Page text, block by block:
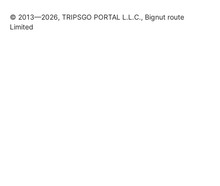
© 2013—2026, TRIPSGO PORTAL L.L.C., Bignut route
Limited